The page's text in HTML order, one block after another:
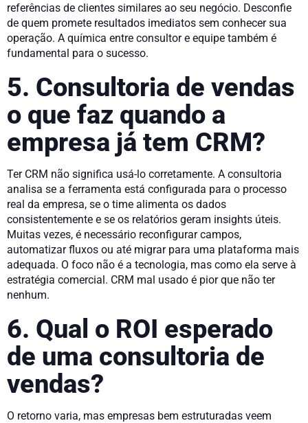
referências de clientes similares ao seu negócio. Desconfie
de quem promete resultados imediatos sem conhecer sua
operação. A química entre consultor e equipe também é
fundamental para o sucesso.
5. Consultoria de vendas
o que faz quando a
empresa já tem CRM?
Ter CRM não significa usá-lo corretamente. A consultoria
analisa se a ferramenta está configurada para o processo
real da empresa, se o time alimenta os dados
consistentemente e se os relatórios geram insights úteis.
Muitas vezes, é necessário reconfigurar campos,
automatizar fluxos ou até migrar para uma plataforma mais
adequada. O foco não é a tecnologia, mas como ela serve à
estratégia comercial. CRM mal usado é pior que não ter
nenhum.
6. Qual o ROI esperado
de uma consultoria de
vendas?
O retorno varia, mas empresas bem estruturadas veem